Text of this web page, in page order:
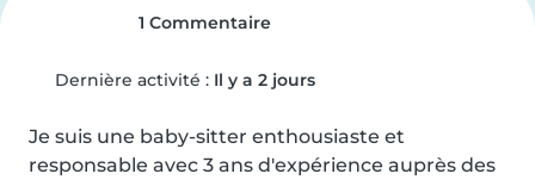
1 Commentaire
Dernière activité : Il y a 2 jours
Je suis une baby-sitter enthousiaste et
responsable avec 3 ans d'expérience auprès des